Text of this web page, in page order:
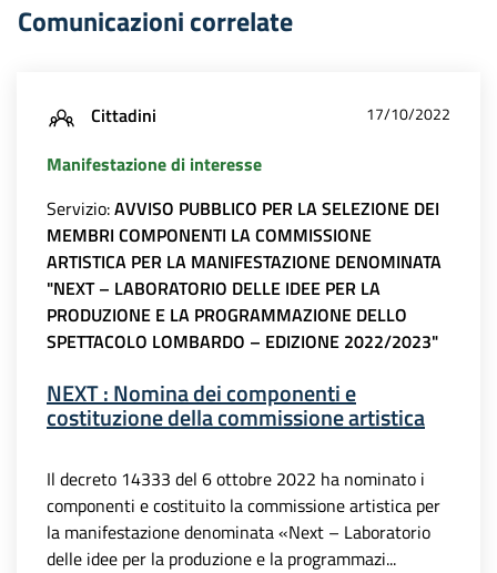
Comunicazioni correlate
Cittadini 17/10/2022
Manifestazione di interesse
Servizio:AVVISO PUBBLICO PER LA SELEZIONE DEI
MEMBRI COMPONENTI LA COMMISSIONE
ARTISTICA PER LA MANIFESTAZIONE DENOMINATA
"NEXT – LABORATORIO DELLE IDEE PER LA
PRODUZIONE E LA PROGRAMMAZIONE DELLO
SPETTACOLO LOMBARDO – EDIZIONE 2022/2023"
NEXT : Nomina dei componenti e
costituzione della commissione artistica
Il decreto 14333 del 6 ottobre 2022 ha nominato i
componenti e costituito la commissione artistica per
la manifestazione denominata «Next – Laboratorio
delle idee per la produzione e la programmazi...